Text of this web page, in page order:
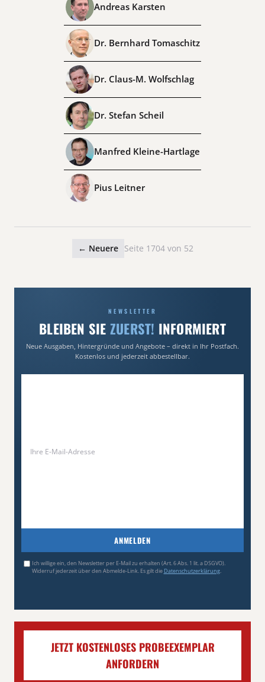
Andreas Karsten
Dr. Bernhard Tomaschitz
Dr. Claus-M. Wolfschlag
Dr. Stefan Scheil
Manfred Kleine-Hartlage
Pius Leitner
← Neuere Seite 1704 von 52
NEWSLETTER
BLEIBEN SIE ZUERST! INFORMIERT
Neue Ausgaben, Hintergründe und Angebote – direkt in Ihr Postfach.
Kostenlos und jederzeit abbestellbar.
ANMELDEN
Ich willige ein, den Newsletter per E-Mail zu erhalten (Art. 6 Abs. 1 lit. a DSGVO).
Widerruf jederzeit über den Abmelde-Link. Es gilt die Datenschutzerklärung.
JETZT KOSTENLOSES PROBEEXEMPLAR
ANFORDERN